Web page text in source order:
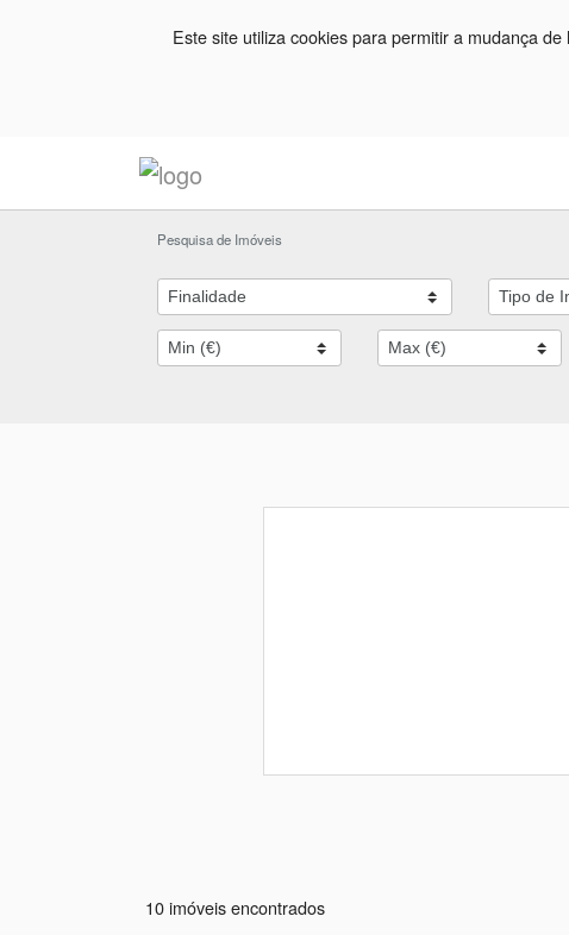
Este site utiliza cookies para permitir a mudança
Pesquisa de Imóveis
10 imóveis encontrados